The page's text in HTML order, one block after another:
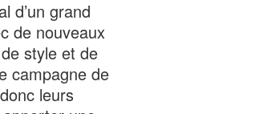
d’un grand
de nouveaux
style et de
campagne de
leurs